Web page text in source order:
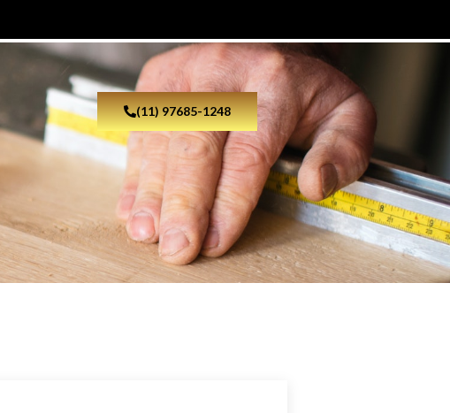
(11) 97685-1248